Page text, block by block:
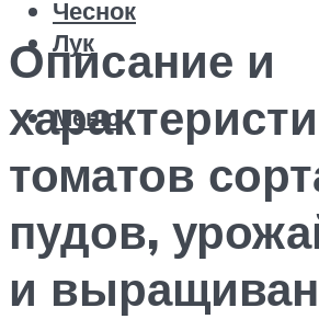
Чеснок
Лук
Меню
Описание и
томатов
пудов,
и